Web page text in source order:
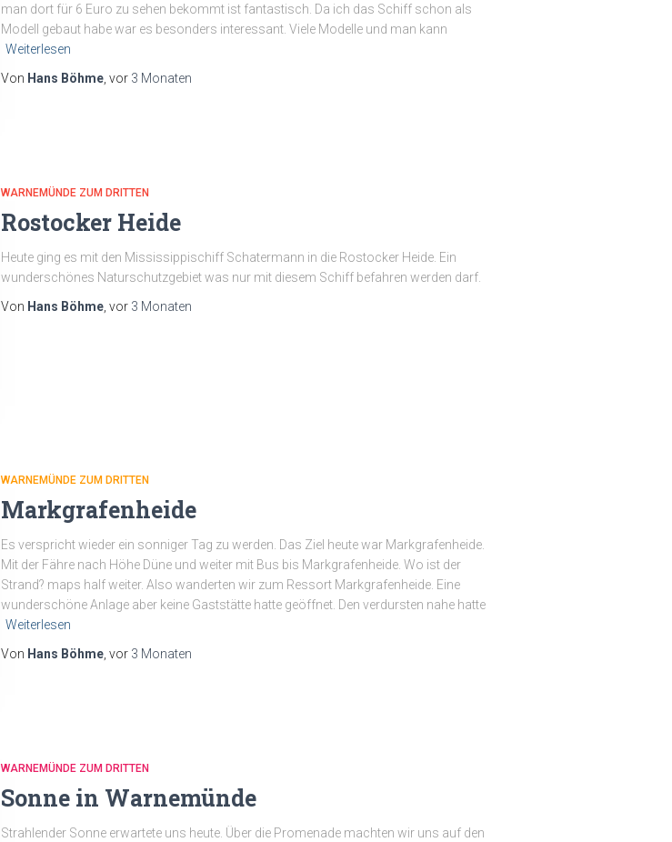
man dort für 6 Euro zu sehen bekommt ist fantastisch. Da ich das Schiff schon als
Modell gebaut habe war es besonders interessant. Viele Modelle und man kann
Weiterlesen
Von Hans Böhme, vor 3 Monaten
WARNEMÜNDE ZUM DRITTEN
Rostocker Heide
Heute ging es mit den Mississippischiff Schatermann in die Rostocker Heide. Ein
wunderschönes Naturschutzgebiet was nur mit diesem Schiff befahren werden darf.
Von Hans Böhme, vor 3 Monaten
WARNEMÜNDE ZUM DRITTEN
Markgrafenheide
Es verspricht wieder ein sonniger Tag zu werden. Das Ziel heute war Markgrafenheide.
Mit der Fähre nach Höhe Düne und weiter mit Bus bis Markgrafenheide. Wo ist der
Strand? maps half weiter. Also wanderten wir zum Ressort Markgrafenheide. Eine
wunderschöne Anlage aber keine Gaststätte hatte geöffnet. Den verdursten nahe hatte
Weiterlesen
Von Hans Böhme, vor 3 Monaten
WARNEMÜNDE ZUM DRITTEN
Sonne in Warnemünde
Strahlender Sonne erwartete uns heute. Über die Promenade machten wir uns auf den